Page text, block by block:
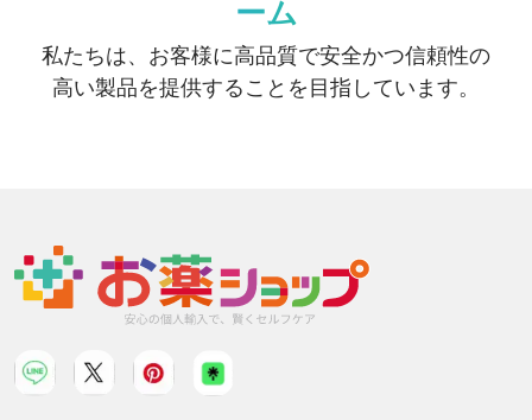
ーム
私たちは、お客様に高品質で安全かつ信頼性の
高い製品を提供することを目指しています。